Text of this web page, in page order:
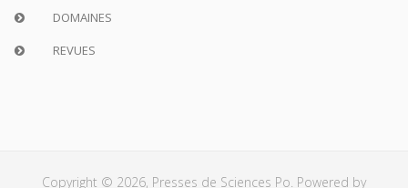
DOMAINES
REVUES
Copyright © 2026, Presses de Sciences Po. Powered by